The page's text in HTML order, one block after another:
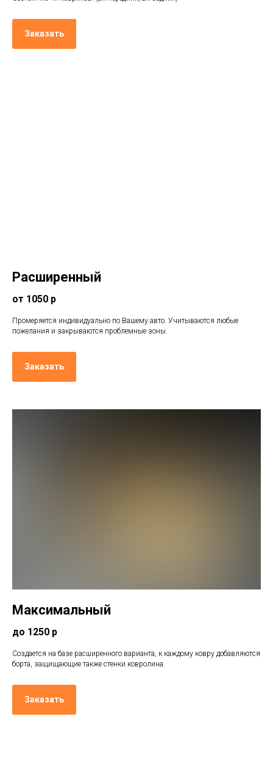
Заказать
Расширенный
от 1050 р
Промеряется индивидуально по Вашему авто. Учитываются любые
пожелания и закрываются проблемные зоны.
Заказать
Максимальный
до 1250 р
Создается на базе расширенного варианта, к каждому ковру добавляются
борта, защищающие также стенки ковролина.
Заказать